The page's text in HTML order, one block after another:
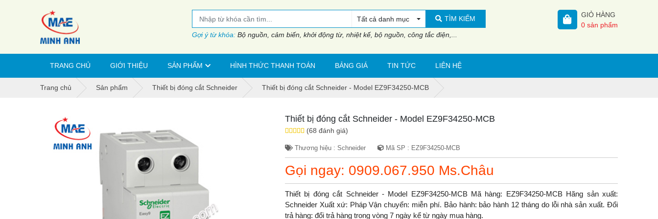
Tất cả danh mục TÌM KIẾM
Gợi ý từ khóa: Bộ nguồn, cảm biến, khởi động từ, nhiệt kế, bộ nguồn, công tắc điện,...
GIỎ HÀNG
0 sản phẩm
TRANG CHỦ GIỚI THIỆU SẢN PHẨM HÌNH THỨC THANH TOÁN BẢNG GIÁ TIN TỨC LIÊN HỆ
Trang chủ Sản phẩm Thiết bị đóng cắt Schneider Thiết bị đóng cắt Schneider - Model EZ9F34250-MCB
Thiết bị đóng cắt Schneider - Model EZ9F34250-MCB
(68 đánh giá)
Thương hiệu : Schneider Mã SP : EZ9F34250-MCB
Gọi ngay: 0909.067.950 Ms.Châu
Thiết bị đóng cắt Schneider - Model EZ9F34250-MCB Mã hàng: EZ9F34250-MCB Hãng sản xuất:
Schneider Xuất xứ: Pháp Vận chuyển: miễn phí. Bảo hành: bảo hành 12 tháng do lỗi nhà sản xuất. Đổi
trả hàng: đổi trả hàng trong vòng 7 ngày kể từ ngày mua hàng.